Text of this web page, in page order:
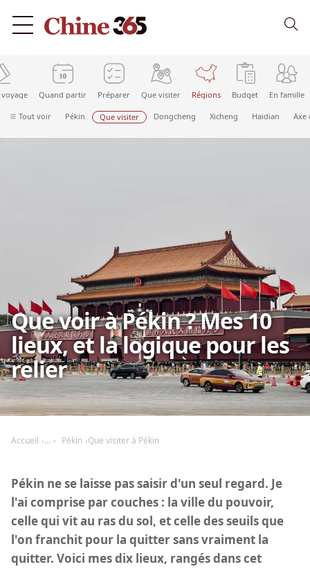
Quand partir Préparer Que visiter Régions Budget En famille
Tout voir Pékin Que visiter Dongcheng Xicheng Haidian Axe
Que voir à Pékin ? Mes 10
lieux, et la logique pour les
relier
Accueil Pékin Que visiter à Pékin
Pékin ne se laisse pas saisir d'un seul regard. Je
l'ai comprise par couches : la ville du pouvoir,
celle qui vit au ras du sol, et celle des seuils que
l'on franchit pour la quitter sans vraiment la
quitter. Voici mes dix lieux, rangés dans cet